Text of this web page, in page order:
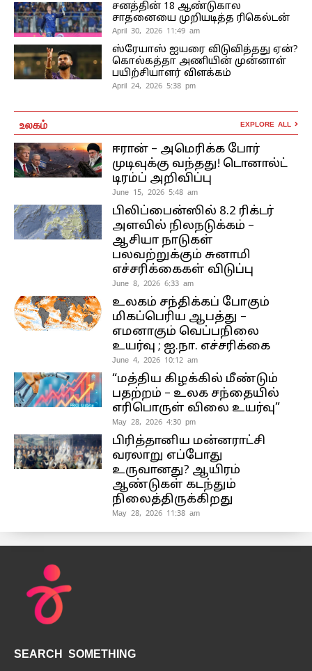
சனத்தின் 18 ஆண்டுகால
சாதனையை முறியடித்த ரிகெல்டன்
April 30, 2026 11:49 am
ஸ்ரேயாஸ் ஐயரை விடுவித்தது ஏன்?
கொல்கத்தா அணியின் முன்னாள்
பயிற்சியாளர் விளக்கம்
April 24, 2026 5:38 pm
உலகம் EXPLORE ALL
ஈரான் – அமெரிக்க போர்
முடிவுக்கு வந்தது! டொனால்ட்
டிரம்ப் அறிவிப்பு
June 15, 2026 5:48 am
பிலிப்பைன்ஸில் 8.2 ரிக்டர்
அளவில் நிலநடுக்கம் –
ஆசியா நாடுகள்
பலவற்றுக்கும் சுனாமி
எச்சரிக்கைகள் விடுப்பு
June 8, 2026 6:33 am
உலகம் சந்திக்கப் போகும்
மிகப்பெரிய ஆபத்து –
எமனாகும் வெப்பநிலை
உயர்வு ; ஐ.நா. எச்சரிக்கை
June 4, 2026 10:12 am
“மத்திய கிழக்கில் மீண்டும்
பதற்றம் – உலக சந்தையில்
எரிபொருள் விலை உயர்வு”
May 28, 2026 4:30 pm
பிரித்தானிய மன்னராட்சி
வரலாறு எப்போது
உருவானது? ஆயிரம்
ஆண்டுகள் கடந்தும்
நிலைத்திருக்கிறது
May 28, 2026 11:38 am
SEARCH SOMETHING